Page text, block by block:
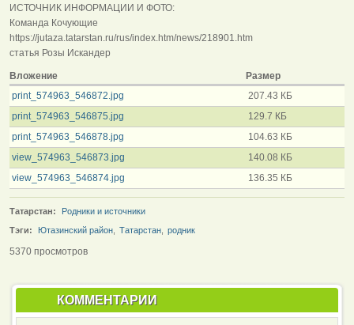
ИСТОЧНИК ИНФОРМАЦИИ И ФОТО:
Команда Кочующие
https://jutaza.tatarstan.ru/rus/index.htm/news/218901.htm
статья Розы Искандер
Вложение
Размер
print_574963_546872.jpg
207.43 КБ
print_574963_546875.jpg
129.7 КБ
print_574963_546878.jpg
104.63 КБ
view_574963_546873.jpg
140.08 КБ
view_574963_546874.jpg
136.35 КБ
Татарстан:
Родники и источники
Тэги:
Ютазинский район Татарстан родник
5370 просмотров
КОММЕНТАРИИ